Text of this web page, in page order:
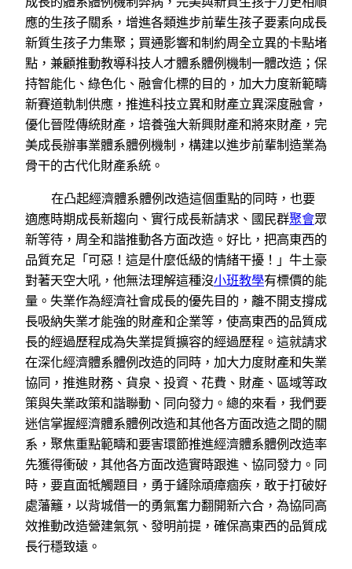
應的生孩子關系，增進各類進步前輩生孩子要素向成長
新質生孩子力集聚；買通影響和制約周全立異的卡點堵
點，兼顧推動教導科技人才體系體例機制一體改造；保
持智能化、綠色化、融會化標的目的，加大力度新範疇
新賽道軌制供應，推進科技立異和財產立異深度融會，
優化晉陞傳統財產，培養強大新興財產和將來財產，完
美成長辦事業體系體例機制，構建以進步前輩制造業為
骨干的古代化財產系統。
在凸起經濟體系體例改造這個重點的同時，也要
適應時期成長新趨向、實行成長新請求、國民群聚會眾
新等待，周全和諧推動各方面改造。好比，把高東西的
品質充足「可惡！這是什麼低級的情緒干擾！」牛土豪
對著天空大吼，他無法理解這種沒小班教學有標價的能
量。失業作為經濟社會成長的優先目的，離不開支撐成
長吸納失業才能強的財產和企業等，使高東西的品質成
長的經過歷程成為失業提質擴容的經過歷程。這就請求
在深化經濟體系體例改造的同時，加大力度財產和失業
協同，推進財務、貨泉、投資、花費、財產、區域等政
策與失業政策和諧聯動、同向發力。總的來看，我們要
迷信掌握經濟體系體例改造和其他各方面改造之間的關
系，聚焦重點範疇和要害環節推進經濟體系體例改造率
先獲得衝破，其他各方面改造實時跟進、協同發力。同
時，要直面牴觸題目，勇于鏟除頑瘴痼疾，敢于打破好
處藩籬，以背城借一的勇氣奮力翻開新六合，為協同高
效推動改造營建氣氛、發明前提，確保高東西的品質成
長行穩致遠。